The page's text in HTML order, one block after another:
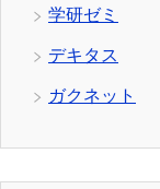
学研ゼミ
デキタス
ガクネット